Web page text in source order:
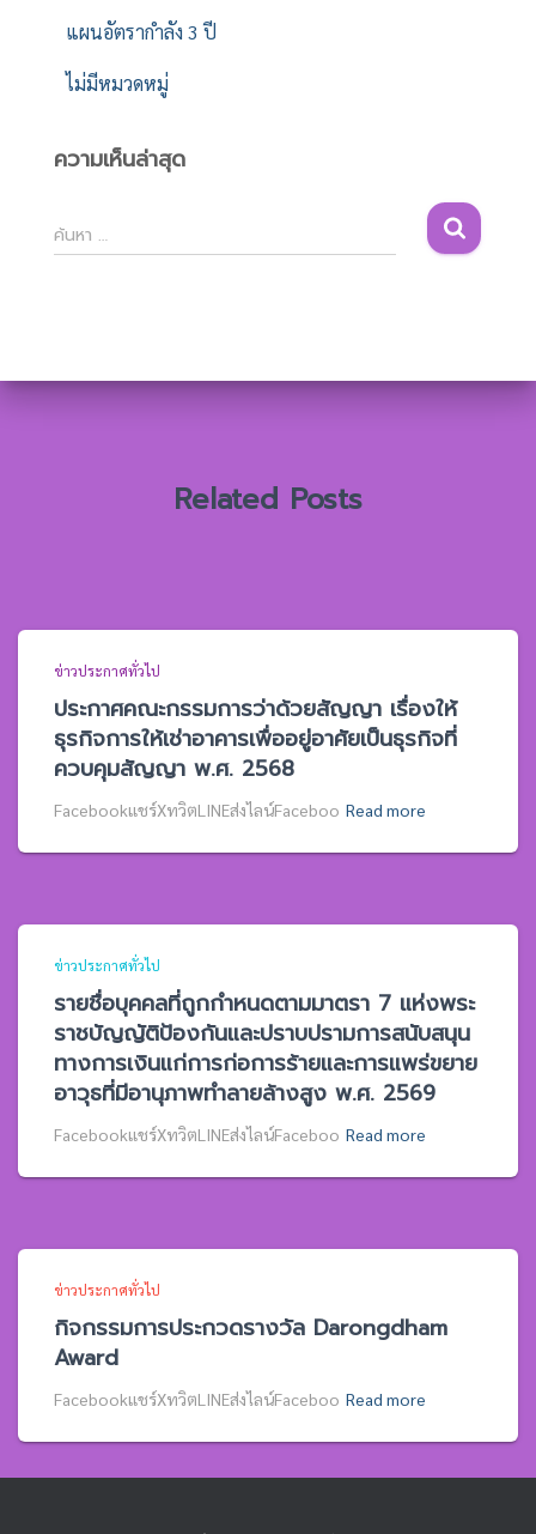
แผนอัตรากำลัง 3 ปี
ไม่มีหมวดหมู่
ความเห็นล่าสุด
ค้
น
ห
ค้นหา …
Related Posts
ข่าวประกาศทั่วไป
ประกาศคณะกรรมการว่าด้วยสัญญา เรื่องให้
ธุรกิจการให้เช่าอาคารเพื่ออยู่อาศัยเป็นธุรกิจที่
ควบคุมสัญญา พ.ศ. 2568
Facebookแชร์XทวิตLINEส่งไลน์Faceboo Read more
ข่าวประกาศทั่วไป
รายชื่อบุคคลที่ถูกกำหนดตามมาตรา 7 แห่งพระ
ราชบัญญัติป้องกันและปราบปรามการสนับสนุน
ทางการเงินแก่การก่อการร้ายและการแพร่ขยาย
อาวุธที่มีอานุภาพทำลายล้างสูง พ.ศ. 2569
Facebookแชร์XทวิตLINEส่งไลน์Faceboo Read more
ข่าวประกาศทั่วไป
กิจกรรมการประกวดรางวัล Darongdham
Award
Facebookแชร์XทวิตLINEส่งไลน์Faceboo Read more